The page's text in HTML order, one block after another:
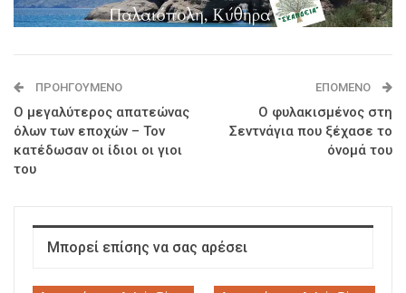
ΠΡΟΗΓΟΎΜΕΝΟ
Ο μεγαλύτερος απατεώνας
όλων των εποχών – Τον
κατέδωσαν οι ίδιοι οι γιοι
του
ΕΠΌΜΕΝΟ
Ο φυλακισμένος στη
Σεντνάγια που ξέχασε το
όνομά του
Μπορεί επίσης να σας αρέσει